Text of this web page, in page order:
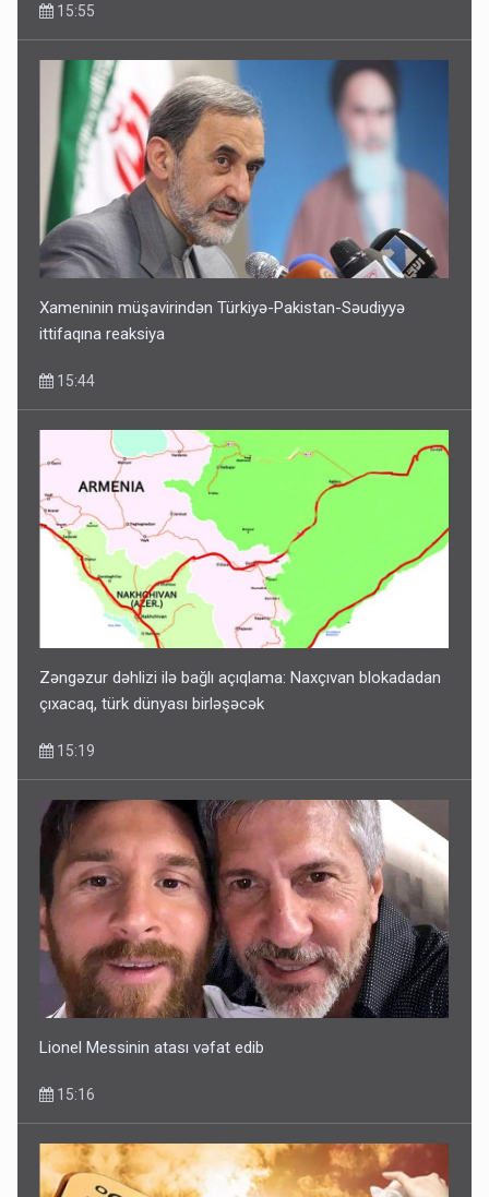
15:55
Xameninin müşavirindən Türkiyə-Pakistan-Səudiyyə
ittifaqına reaksiya
15:44
Zəngəzur dəhlizi ilə bağlı açıqlama: Naxçıvan blokadadan
çıxacaq, türk dünyası birləşəcək
15:19
Lionel Messinin atası vəfat edib
15:16